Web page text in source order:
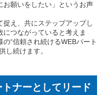
お願いをしたい」というお声
捉え、共にステップアップし
つながっていると考えま
“信頼され続けるWEBパート
し続けます。
ナーとしてリード